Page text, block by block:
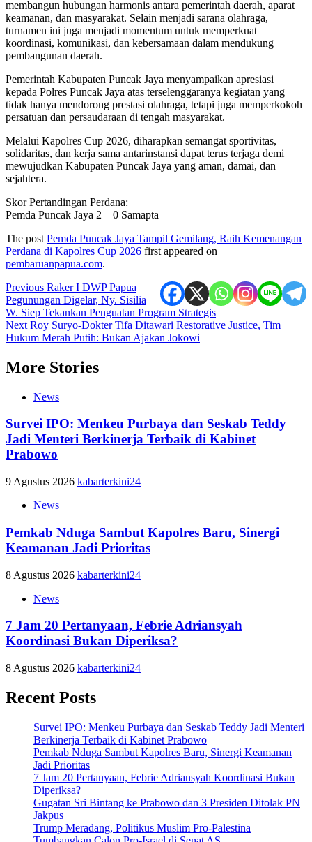
membangun hubungan harmonis antara pemerintah daerah, aparat
keamanan, dan masyarakat. Selain menjadi sarana olahraga,
turnamen ini juga menjadi momentum untuk memperkuat
koordinasi, komunikasi, dan kebersamaan dalam mendukung
pembangunan daerah.
Pemerintah Kabupaten Puncak Jaya menyampaikan apresiasi
kepada Polres Puncak Jaya atas terselenggaranya kegiatan yang
tidak hanya mendorong prestasi olahraga, tetapi juga memperkokoh
persatuan dan persaudaraan di tengah masyarakat.
Melalui Kapolres Cup 2026, diharapkan semangat sportivitas,
solidaritas, dan kerja sama antarinstansi dapat terus terjaga demi
mewujudkan Kabupaten Puncak Jaya yang aman, damai, dan
sejahtera.
Skor Pertandingan Perdana:
Pemda Puncak Jaya 2 – 0 Samapta
The post Pemda Puncak Jaya Tampil Gemilang, Raih Kemenangan
Perdana di Kapolres Cup 2026 first appeared on
pembaruanpapua.com.
Post
navigation
Previous Raker I DWP Papua
Pegunungan Digelar, Ny. Sisilia
W. Siep Tekankan Penguatan Program Strategis
Next Roy Suryo-Dokter Tifa Ditawari Restorative Justice, Tim
Hukum Merah Putih: Bukan Ajakan Jokowi
More Stories
News
Survei IPO: Menkeu Purbaya dan Seskab Teddy
Jadi Menteri Berkinerja Terbaik di Kabinet
Prabowo
9 Agustus 2026 kabarterkini24
News
Pemkab Nduga Sambut Kapolres Baru, Sinergi
Keamanan Jadi Prioritas
8 Agustus 2026 kabarterkini24
News
7 Jam 20 Pertanyaan, Febrie Adriansyah
Koordinasi Bukan Diperiksa?
8 Agustus 2026 kabarterkini24
Recent Posts
Survei IPO: Menkeu Purbaya dan Seskab Teddy Jadi Menteri
Berkinerja Terbaik di Kabinet Prabowo
Pemkab Nduga Sambut Kapolres Baru, Sinergi Keamanan
Jadi Prioritas
7 Jam 20 Pertanyaan, Febrie Adriansyah Koordinasi Bukan
Diperiksa?
Gugatan Sri Bintang ke Prabowo dan 3 Presiden Ditolak PN
Jakpus
Trump Meradang, Politikus Muslim Pro-Palestina